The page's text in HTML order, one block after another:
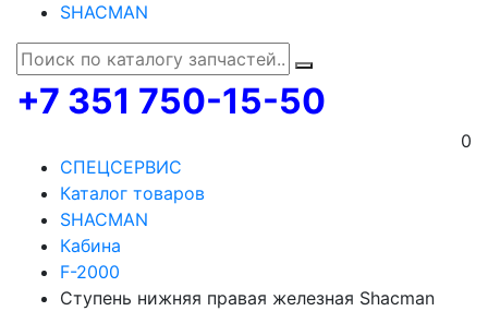
SHACMAN
+7 351 750-15-50
0
СПЕЦСЕРВИС
Каталог товаров
SHACMAN
Кабина
F-2000
Ступень нижняя правая железная Shacman